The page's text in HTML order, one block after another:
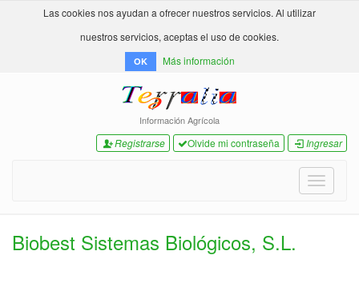
Las cookies nos ayudan a ofrecer nuestros servicios. Al utilizar
nuestros servicios, aceptas el uso de cookies.
OK Más información
Información Agrícola
Registrarse Olvide mi contraseña Ingresar
Toggle
Biobest Sistemas Biológicos, S.L.